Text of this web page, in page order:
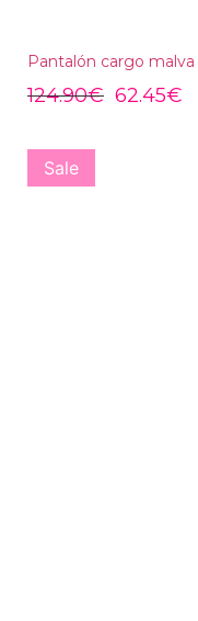
Pantalón cargo
124.90€ 62.45€
Sale